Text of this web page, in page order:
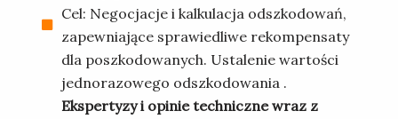
Cel: Negocjacje i kalkulacja odszkodowań,
zapewniające sprawiedliwe rekompensaty
dla poszkodowanych. Ustalenie wartości
jednorazowego odszkodowania .
Ekspertyzy i opinie techniczne wraz z